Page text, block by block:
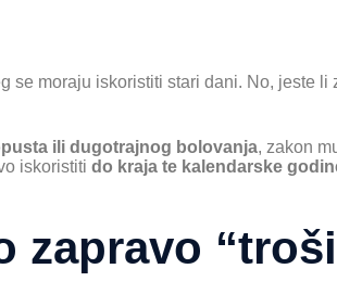
se moraju iskoristiti stari dani. No, jeste li
ili dugotrajnog bolovanja, zakon
iskoristiti do kraja te kalendarske
zapravo